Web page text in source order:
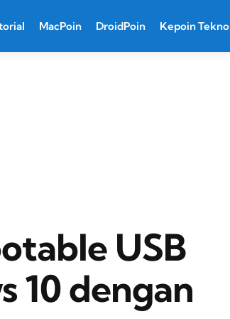
MacPoin DroidPoin Kepoin Tekno
USB
10 dengan